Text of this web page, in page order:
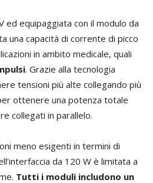
ed equipaggiata con il modulo da
una capacità di corrente di picco
in ambito medicale, quali
. Grazie alla tecnologia
tensioni più alte collegando più
ottenere una potenza totale
collegati in parallelo.
meno esigenti in termini di
da 120 W è limitata a
Tutti i moduli includono un